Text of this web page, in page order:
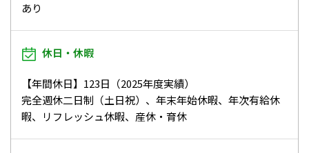
あり
休日・休暇
【年間休日】123日（2025年度実績）
完全週休二日制（土日祝）、年末年始休暇、年次有給休
暇、リフレッシュ休暇、産休・育休